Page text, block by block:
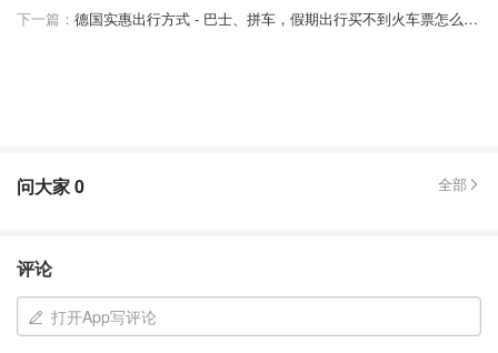
下一篇：
德国实惠出行方式 - 巴士、拼车，假期出行买不到火车票怎么办？
问大家0 全部
评论
打开App写评论